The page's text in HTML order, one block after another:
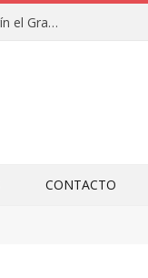
Campamentos de educación y deportes de julio en Alhaurín el Grande y Villa del Guadalhorce
CONTACTO